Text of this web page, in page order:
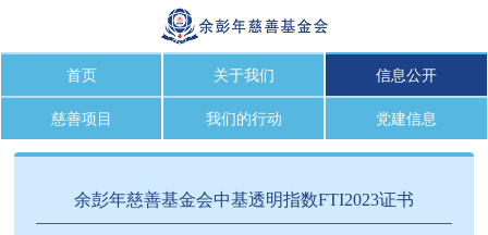
首页 关于我们 信息公开
慈善项目 我们的行动 党建信息
余彭年慈善基金会中基透明指数FTI2023证书